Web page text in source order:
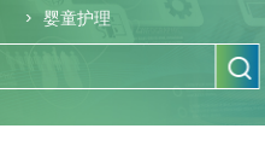
婴童护理